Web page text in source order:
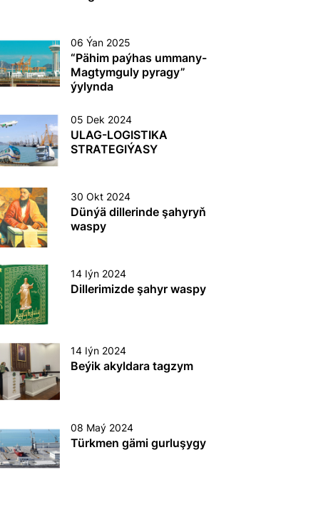
06 Ýan 2025
“Pähim paýhas ummany-
Magtymguly pyragy”
ýylynda
agentliginde ýetilen
sepgitler
05 Dek 2024
ULAG-LOGISTIKA
STRATEGIÝASY
30 Okt 2024
Dünýä dillerinde şahyryň
waspy
14 Iýn 2024
Dillerimizde şahyr waspy
14 Iýn 2024
Beýik akyldara tagzym
08 Maý 2024
Türkmen gämi gurluşygy